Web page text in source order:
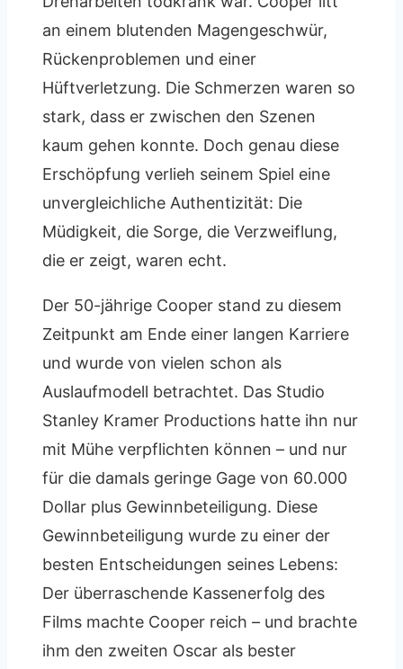
an einem blutenden Magengeschwür,
Rückenproblemen und einer
Hüftverletzung. Die Schmerzen waren so
stark, dass er zwischen den Szenen
kaum gehen konnte. Doch genau diese
Erschöpfung verlieh seinem Spiel eine
unvergleichliche Authentizität: Die
Müdigkeit, die Sorge, die Verzweiflung,
die er zeigt, waren echt.
Der 50-jährige Cooper stand zu diesem
Zeitpunkt am Ende einer langen Karriere
und wurde von vielen schon als
Auslaufmodell betrachtet. Das Studio
Stanley Kramer Productions hatte ihn nur
mit Mühe verpflichten können – und nur
für die damals geringe Gage von 60.000
Dollar plus Gewinnbeteiligung. Diese
Gewinnbeteiligung wurde zu einer der
besten Entscheidungen seines Lebens:
Der überraschende Kassenerfolg des
Films machte Cooper reich – und brachte
ihm den zweiten Oscar als bester